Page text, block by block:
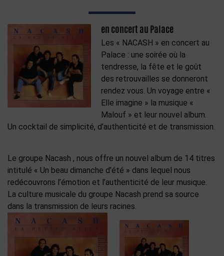
en concert au Palace
Les « NACASH » en concert au
Palace : une soirée où la
tendresse, la fête et le goût
des retrouvailles se donneront
rendez vous. Un voyage entre «
Elle imagine » la musique «
Malouf » et leur nouvel album.
Un cocktail de simplicité, d’authenticité et de transmission.
Le groupe Nacash , nous offre un nouvel album de 14 titres
intitulé « Un beau dimanche d’été » dans lequel nous
redécouvrons l’émotion et l’authenticité de leur musique.
La culture musicale du groupe Nacash prend sa source
dans la transmission de leurs racines.